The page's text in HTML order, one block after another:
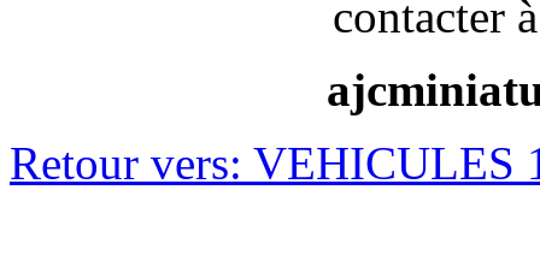
contacter
Retour vers: VEHICULES